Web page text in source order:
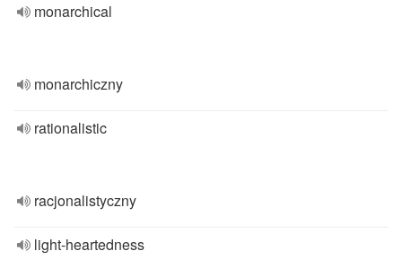
monarchical
monarchiczny
rationalistic
racjonalistyczny
light-heartedness